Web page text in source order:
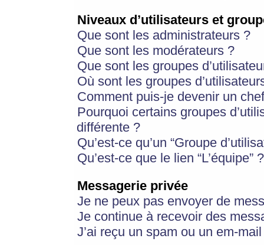
Niveaux d’utilisateurs et
Que sont les administrateurs ?
Que sont les modérateurs ?
Que sont les groupes
Où sont les groupes
Comment puis-je devenir un
Pourquoi certains groupes
différente ?
Qu’est-ce qu’un “Groupe
Qu’est-ce que le lien “L’équipe” ?
Messagerie privée
Je ne peux pas envoyer de
Je continue à recevoir des
J’ai reçu un spam ou un em-